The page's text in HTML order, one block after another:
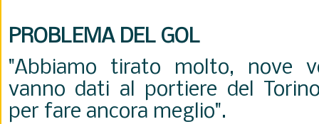
PROBLEMA DEL GOL
"Abbiamo tirato molto, nove
vanno dati al portiere del
per fare ancora meglio".